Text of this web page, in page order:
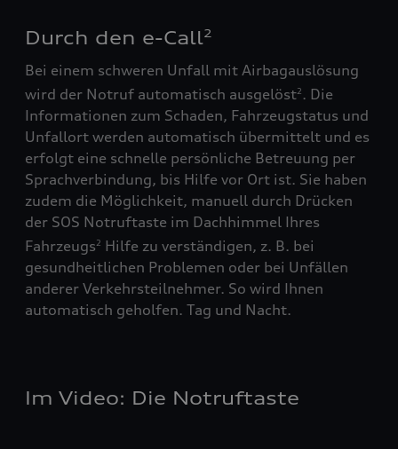
Durch den e-Call2
Bei einem schweren Unfall mit Airbagauslösung
wird der Notruf automatisch ausgelöst2 . Die
Informationen zum Schaden, Fahrzeugstatus und
Unfallort werden automatisch übermittelt und es
erfolgt eine schnelle persönliche Betreuung per
Sprachverbindung, bis Hilfe vor Ort ist. Sie haben
zudem die Möglichkeit, manuell durch Drücken
der SOS Notruftaste im Dachhimmel Ihres
Fahrzeugs2 Hilfe zu verständigen, z. B. bei
gesundheitlichen Problemen oder bei Unfällen
anderer Verkehrsteilnehmer. So wird Ihnen
automatisch geholfen. Tag und Nacht.
Im Video: Die Notruftaste